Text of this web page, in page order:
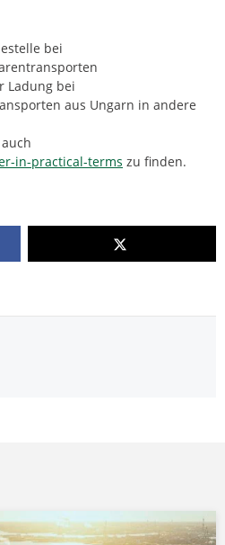
bei
Ladung bei
aus Ungarn in andere
in-practical-terms zu finden.